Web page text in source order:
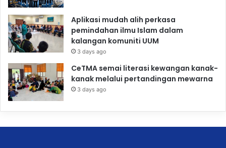
Aplikasi mudah alih perkasa
pemindahan ilmu Islam dalam
kalangan komuniti UUM
3 days ago
CeTMA semai literasi kewangan kanak-
kanak melalui pertandingan mewarna
3 days ago